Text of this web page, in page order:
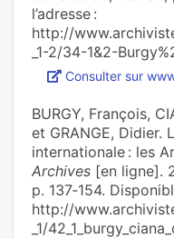
l’adresse :
http://
_1-2/34-1&2-
Consulter sur
BURGY, François,
et GRANGE, Didier.
internationale : les
Archives [en ligne].
p. 137‑154.
http://
_1/